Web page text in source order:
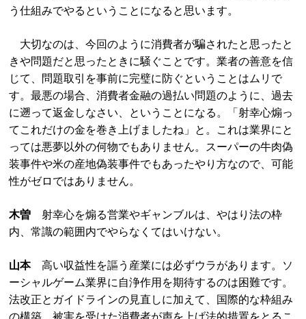
う仕組みでやるということになると思います。
大切なのは、今回のように消費者が騙されたと思ったと
きや問題だと思ったときに騒ぐことです。業者の善意を信
じて、問題取引を事前に完璧に防ぐということはムリで
す。最悪の場合、消費者金融の過払い問題のように、過去
に遡って返金しなさい、ということになる。「射幸心煽っ
てこれだけの金を巻き上げましたね」と。これは業界にと
っては悪夢以外の何物でもありません。スーパーの牛肉偽
装事件や米の産地偽装事件でもあったやり方なので、可能
性がゼロではありません。
木曽 射幸心を煽る営業やギャンブルは、やはり法の枠
内、常識の範囲内でやらなくてはいけない。
山本高い収益性を謳う産業には必ずウラがあります。ソ
ーシャルゲーム業界に自浄作用を期待するのは困難です。
法改正とガイドラインの見直しに加えて、国際的な枠組み
の構築、被害を受けた消費者が声を上げ法的措置をとるこ